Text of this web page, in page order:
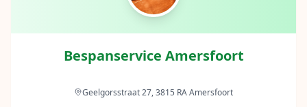
Bespanservice Amersfoort
Geelgorsstraat 27, 3815 RA Amersfoort